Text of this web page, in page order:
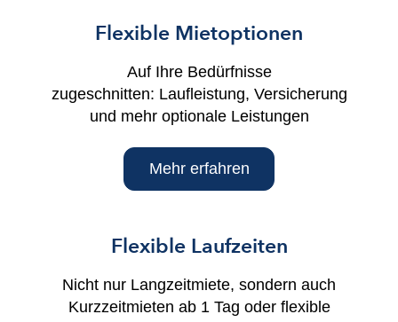
Flexible Mietoptionen
Auf Ihre Bedürfnisse
zugeschnitten: Laufleistung, Versicherung
und mehr optionale Leistungen
Mehr erfahren
Flexible Laufzeiten
Nicht nur Langzeitmiete, sondern auch
Kurzzeitmieten ab 1 Tag oder flexible